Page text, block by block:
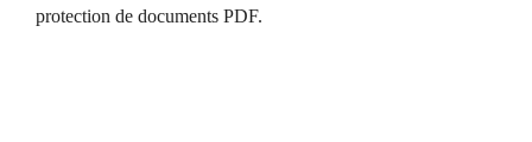
protection de documents PDF.